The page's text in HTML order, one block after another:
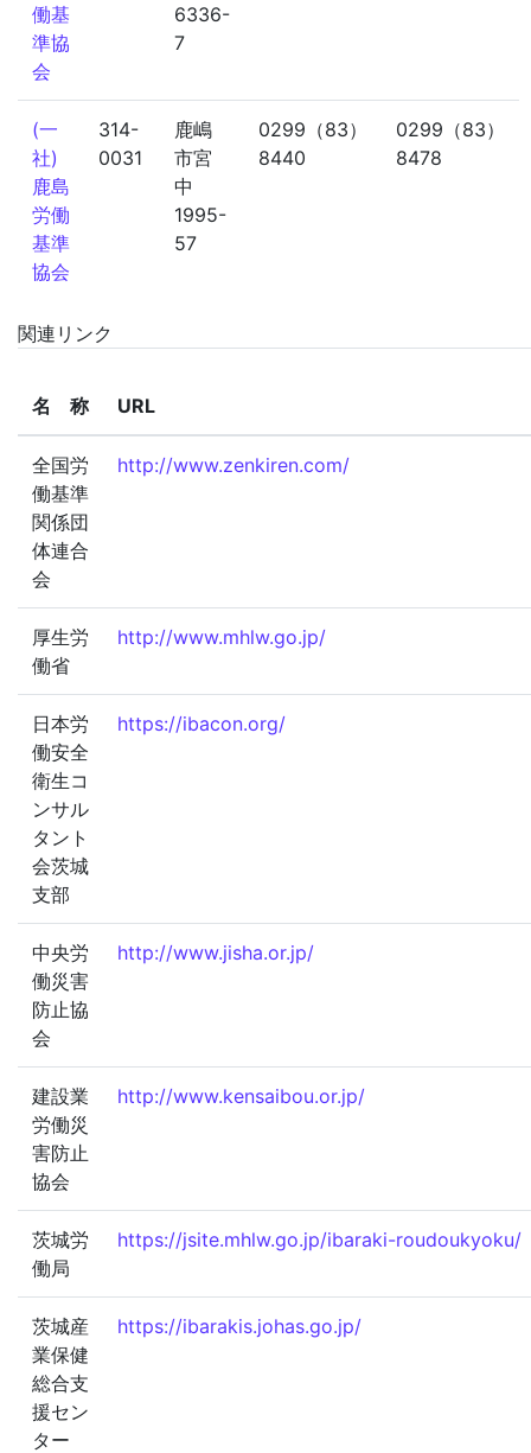
働基
準協
会
6336-
7
(一
社)
鹿島
労働
基準
協会
314-
0031
鹿嶋
市宮
中
1995-
57
0299（83）
8440
0299（83）
8478
関連リンク
名 称 URL
全国労
働基準
関係団
体連合
会
http://www.zenkiren.com/
厚生労
働省
http://www.mhlw.go.jp/
日本労
働安全
衛生コ
ンサル
タント
会茨城
支部
https://ibacon.org/
中央労
働災害
防止協
会
http://www.jisha.or.jp/
建設業
労働災
害防止
協会
http://www.kensaibou.or.jp/
茨城労
働局
https://jsite.mhlw.go.jp/ibaraki-roudoukyoku/
茨城産
業保健
総合支
援セン
ター
https://ibarakis.johas.go.jp/